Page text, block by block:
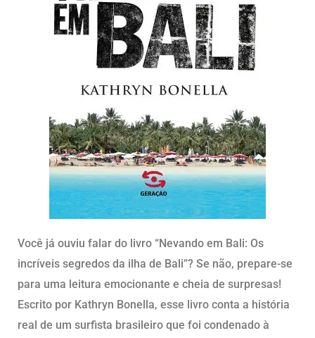
Você já ouviu falar do livro “Nevando em Bali: Os
incríveis segredos da ilha de Bali”? Se não, prepare-se
para uma leitura emocionante e cheia de surpresas!
Escrito por Kathryn Bonella, esse livro conta a história
real de um surfista brasileiro que foi condenado à